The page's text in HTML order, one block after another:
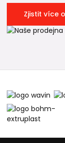
Zjistit více